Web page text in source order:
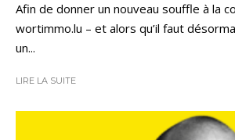
Afin de donner un nouveau souffle à la
wortimmo.lu – et alors qu’il faut
un...
LIRE LA SUITE